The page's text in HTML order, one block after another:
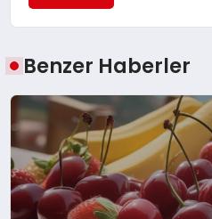
Benzer Haberler